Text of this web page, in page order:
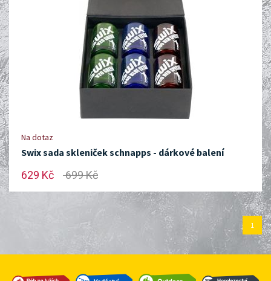
Na dotaz
Swix sada skleniček schnapps - dárkové balení
629 Kč 699 Kč
1